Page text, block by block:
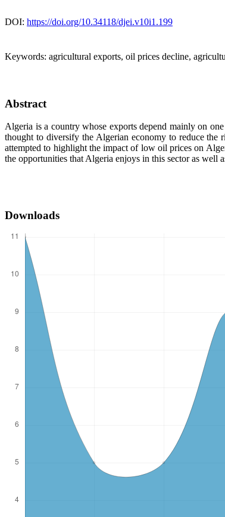
DOI: https://doi.org/10.34118/djei.v10i1.199
Keywords: agricultural exports, oil prices decline,
Abstract
Algeria is a country whose exports depend mainly on
thought to diversify the Algerian economy to reduce the
attempted to highlight the impact of low oil prices on
the opportunities that Algeria enjoys in this sector as well
Downloads